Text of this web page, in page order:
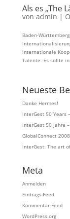
Als es „The
von admin |
Baden-
internationale
Talente. Es sollte
Neueste
Danke Hermes!
InterGest 50 Years
InterGest 50 Jahre
GlobalConnect
InterGest: The art
Meta
Anmelden
Eintrags-Feed
Kommentar-Feed
WordPress.org